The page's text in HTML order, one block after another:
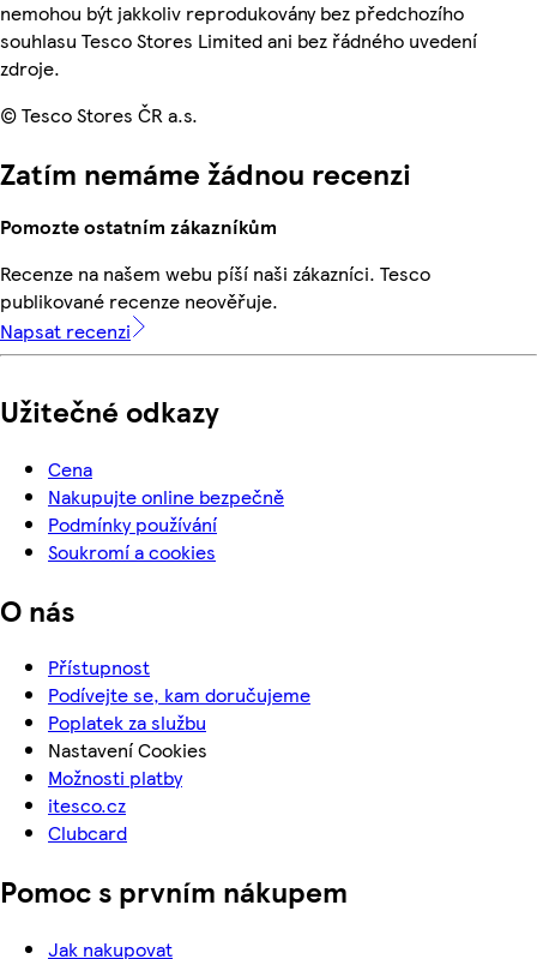
nemohou být jakkoliv reprodukovány bez předchozího
souhlasu Tesco Stores Limited ani bez řádného uvedení
zdroje.
© Tesco Stores ČR a.s.
Zatím nemáme žádnou recenzi
Pomozte ostatním zákazníkům
Recenze na našem webu píší naši zákazníci. Tesco
publikované recenze neověřuje.
Napsat recenzi
Užitečné odkazy
Cena
Nakupujte online bezpečně
Podmínky používání
Soukromí a cookies
O nás
Přístupnost
Podívejte se, kam doručujeme
Poplatek za službu
Nastavení Cookies
Možnosti platby
itesco.cz
Clubcard
Pomoc s prvním nákupem
Jak nakupovat